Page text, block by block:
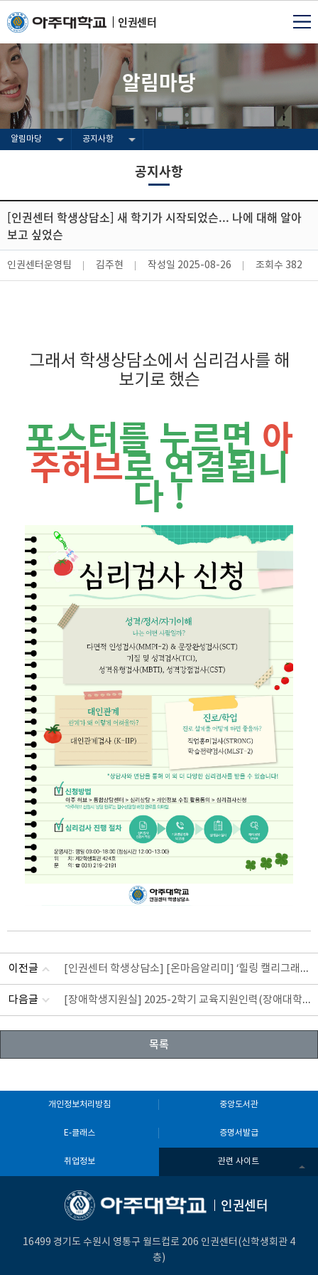
인권센터
알림마당
알림마당 공지사항
공지사항
[인권센터 학생상담소] 새 학기가 시작되었슨... 나에 대해 알아
보고 싶었슨
인권센터운영팀 김주현 작성일 2025-08-26 조회수 382
그래서 학생상담소에서 심리검사를 해
보기로 했슨
포스터를 누르면 아
주허브로 연결됩니
다 !
이전글 [인권센터 학생상담소] [온마음알리미] ‘힐링 캘리그래피 테라피’ 참가 신청 안내_수원시청년지원센터
다음글 [장애학생지원실] 2025-2학기 교육지원인력(장애대학생 봉사유형) 모집_4차(~8.24)
목록
개인정보처리방침 중앙도서관
E-클래스 증명서발급
취업정보 관련 사이트
인권센터
16499 경기도 수원시 영통구 월드컵로 206 인권센터(신학생회관 4
층)